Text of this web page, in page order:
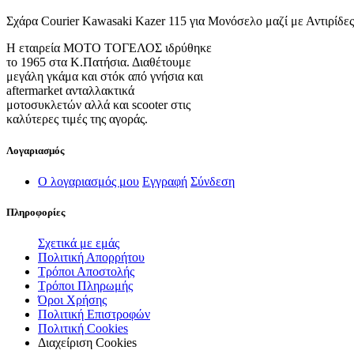
Σχάρα Courier Kawasaki Kazer 115 για Μονόσελο μαζί με
Η εταιρεία ΜΟΤΟ ΤΟΓΕΛΟΣ ιδρύθηκε
το 1965 στα Κ.Πατήσια. Διαθέτουμε
μεγάλη γκάμα και στόκ από γνήσια και
aftermarket ανταλλακτικά
μοτοσυκλετών αλλά και scooter στις
καλύτερες τιμές της αγοράς.
Λογαριασμός
Ο λογαριασμός μου Εγγραφή Σύνδεση
Πληροφορίες
Σχετικά με εμάς
Πολιτική Απορρήτου
Τρόποι Αποστολής
Τρόποι Πληρωμής
Όροι Χρήσης
Πολιτική Επιστροφών
Πολιτική Cookies
Διαχείριση Cookies